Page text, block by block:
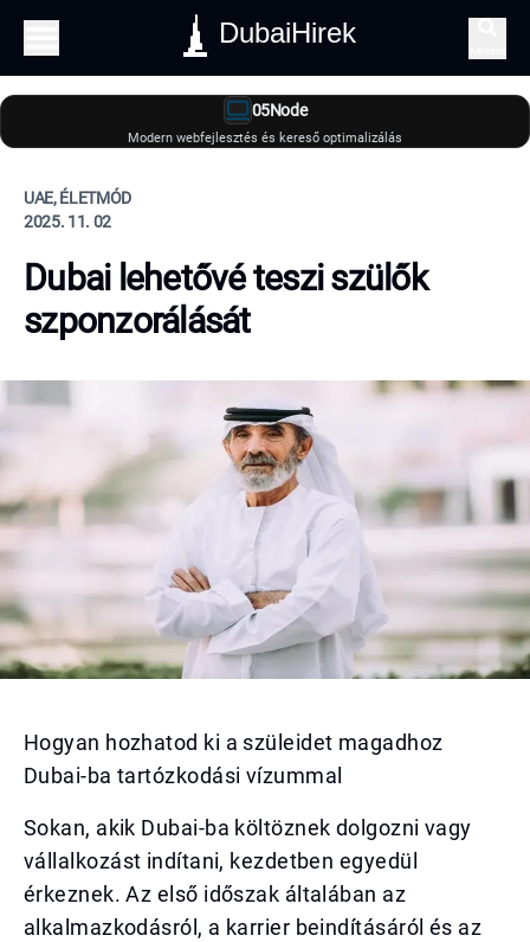
DubaiHirek
05Node
Modern webfejlesztés és kereső optimalizálás
UAE, ÉLETMÓD
2025. 11. 02
Dubai lehetővé teszi szülők
szponzorálását
Hogyan hozhatod ki a szüleidet magadhoz
Dubai-ba tartózkodási vízummal
Sokan, akik Dubai-ba költöznek dolgozni vagy
vállalkozást indítani, kezdetben egyedül
érkeznek. Az első időszak általában az
alkalmazkodásról, a karrier beindításáról és az